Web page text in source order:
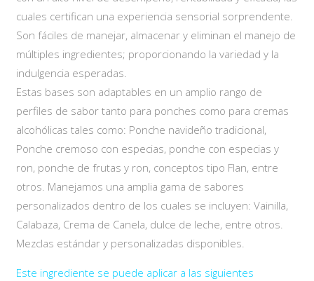
cuales certifican una experiencia sensorial sorprendente.
Son fáciles de manejar, almacenar y eliminan el manejo de
múltiples ingredientes; proporcionando la variedad y la
indulgencia esperadas.
Estas bases son adaptables en un amplio rango de
perfiles de sabor tanto para ponches como para cremas
alcohólicas tales como: Ponche navideño tradicional,
Ponche cremoso con especias, ponche con especias y
ron, ponche de frutas y ron, conceptos tipo Flan, entre
otros. Manejamos una amplia gama de sabores
personalizados dentro de los cuales se incluyen: Vainilla,
Calabaza, Crema de Canela, dulce de leche, entre otros.
Mezclas estándar y personalizadas disponibles.
Este ingrediente se puede aplicar a las siguientes